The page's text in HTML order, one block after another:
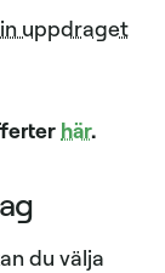
uppdraget
här.
du välja